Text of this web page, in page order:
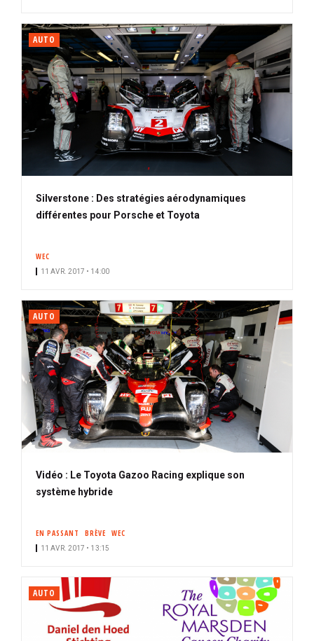
AUTO
Silverstone : Des stratégies aérodynamiques
différentes pour Porsche et Toyota
WEC
11 AVR. 2017 • 14:00
AUTO
Vidéo : Le Toyota Gazoo Racing explique son
système hybride
EN PASSANT BRÈVE WEC
11 AVR. 2017 • 13:15
AUTO